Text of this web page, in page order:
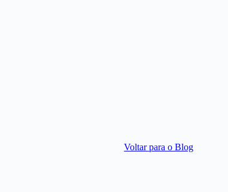
Voltar para o Blog